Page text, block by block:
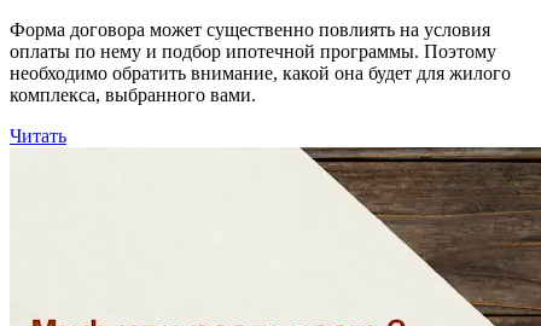
Форма договора может существенно повлиять на условия
оплаты по нему и подбор ипотечной программы. Поэтому
необходимо обратить внимание, какой она будет для жилого
комплекса, выбранного вами.
Читать